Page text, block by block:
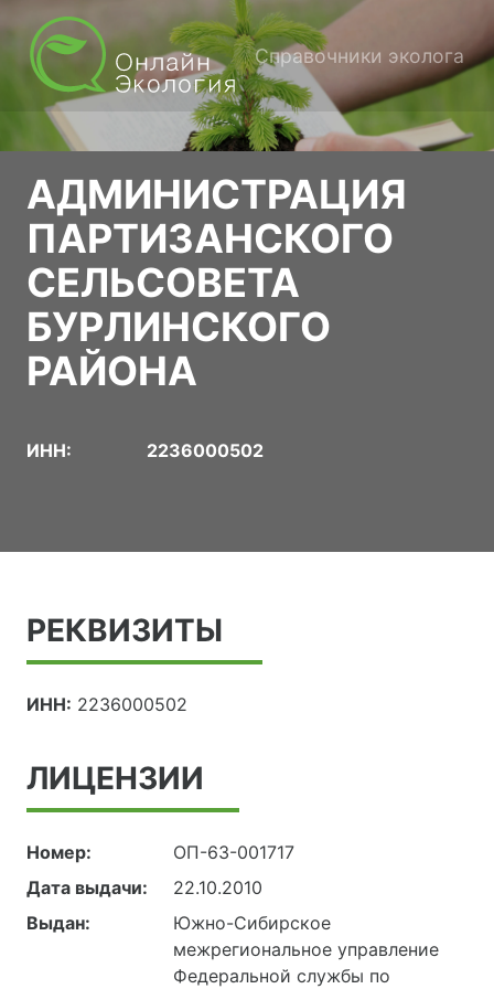
Справочники эколога
АДМИНИСТРАЦИЯ
ПАРТИЗАНСКОГО
СЕЛЬСОВЕТА
БУРЛИНСКОГО
РАЙОНА
ИНН: 2236000502
РЕКВИЗИТЫ
ИНН: 2236000502
ЛИЦЕНЗИИ
Номер:
ОП-63-001717
Дата выдачи:
22.10.2010
Выдан:
Южно-Сибирское
межрегиональное управление
Федеральной службы по